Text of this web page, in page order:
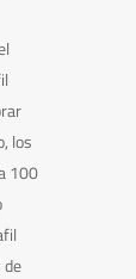
los
100